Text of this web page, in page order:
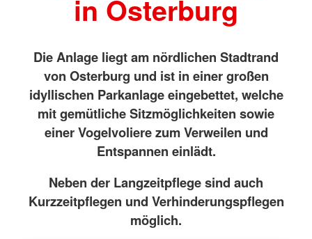
in Osterburg
Die Anlage liegt am nördlichen Stadtrand
von Osterburg und ist in einer großen
idyllischen Parkanlage eingebettet, welche
mit gemütliche Sitzmöglichkeiten sowie
einer Vogelvoliere zum Verweilen und
Entspannen einlädt.
Neben der Langzeitpflege sind auch
Kurzzeitpflegen und Verhinderungspflegen
möglich.